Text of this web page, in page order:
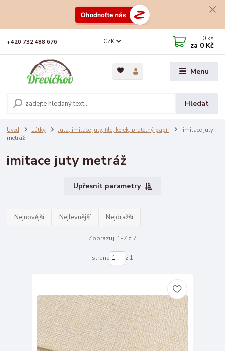
Menu
CZK
Hledat
+420 732 488 676 0 ks
za 0 Kč
Úvod Látky Juta, imitace juty, filc, korek, pratelný papír
imitace juty
metráž
imitace juty metráž
Upřesnit parametry
Nejnovější Nejlevnější Nejdražší
Zobrazuji 1-7 z 7
strana z 1